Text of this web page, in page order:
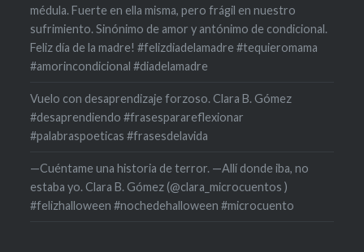
médula. Fuerte en ella misma, pero frágil en nuestro
sufrimiento. Sinónimo de amor y antónimo de condicional.
Feliz día de la madre! #felizdiadelamadre #tequieromama
#amorincondicional #diadelamadre
Vuelo con desaprendizaje forzoso. Clara B. Gómez
#desaprendiendo #frasesparareflexionar
#palabraspoeticas #frasesdelavida
—Cuéntame una historia de terror. —Allí donde iba, no
estaba yo. Clara B. Gómez (@clara_microcuentos )
#felizhalloween #nochedehalloween #microcuento